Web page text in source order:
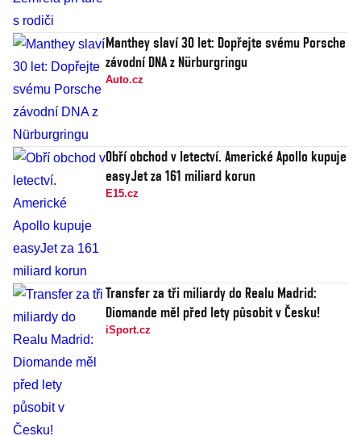
Manthey slaví 30 let: Dopřejte svému Porsche
závodní DNA z Nürburgringu
Auto.cz
Obří obchod v letectví. Americké Apollo kupuje
easyJet za 161 miliard korun
E15.cz
Transfer za tři miliardy do Realu Madrid:
Diomande měl před lety působit v Česku!
iSport.cz